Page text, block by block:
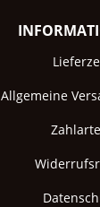
Allgemeine